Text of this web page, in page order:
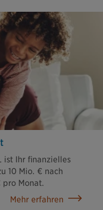
ist Ihr finanzielles
10 Mio. € nach
pro Monat.
Mehr erfahren